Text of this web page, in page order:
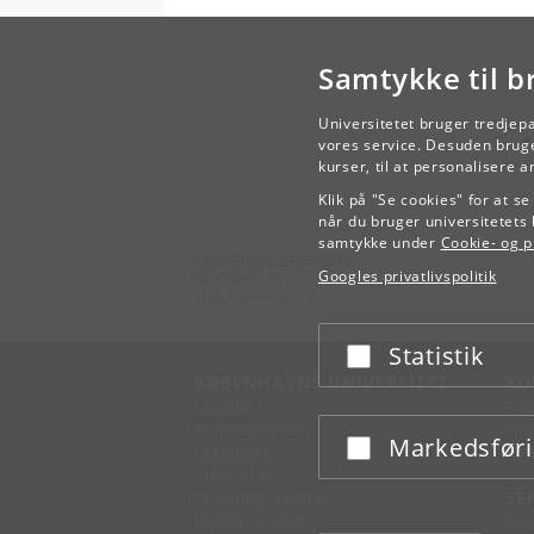
Samtykke til
Universitetet bruger
vores service. Desuden
kurser, til at personalisere
Klik på "Se cookies" for at
når du bruger universitetets
samtykke under Cookie- og
Googles privatlivspolitik
Acceptér eller afslå
Statistik
Acceptér eller afslå
KØBENHAVNS UNIVERSITET